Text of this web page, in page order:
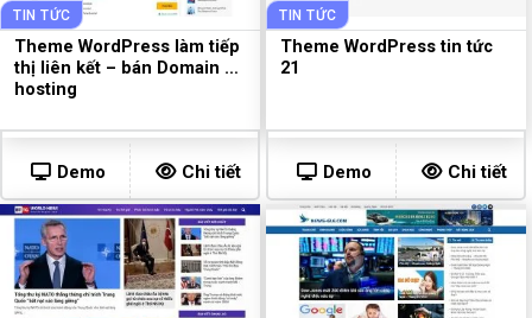
TIN TỨC
Theme WordPress làm tiếp
thị liên kết – bán Domain và
hosting
Demo Chi tiết
TIN TỨC
Theme WordPress tin tức
21
Demo Chi tiết